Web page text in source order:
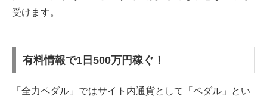
受けます。
有料情報で1日500万円稼ぐ！
「全力ペダル」ではサイト内通貨として「ペダル」とい